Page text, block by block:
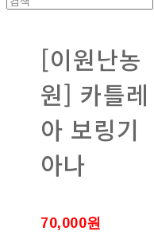
[이원난농
원] 카틀레
아 보링기
아나
70,000원